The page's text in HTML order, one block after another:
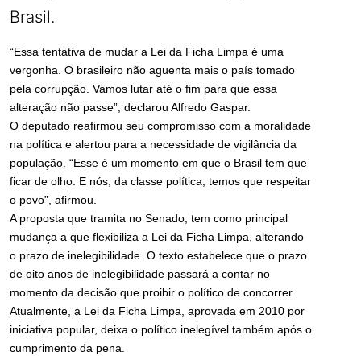
Brasil.
“Essa tentativa de mudar a Lei da Ficha Limpa é uma
vergonha. O brasileiro não aguenta mais o país tomado
pela corrupção. Vamos lutar até o fim para que essa
alteração não passe”, declarou Alfredo Gaspar.
O deputado reafirmou seu compromisso com a moralidade
na política e alertou para a necessidade de vigilância da
população. “Esse é um momento em que o Brasil tem que
ficar de olho. E nós, da classe política, temos que respeitar
o povo”, afirmou.
A proposta que tramita no Senado, tem como principal
mudança a que flexibiliza a Lei da Ficha Limpa, alterando
o prazo de inelegibilidade. O texto estabelece que o prazo
de oito anos de inelegibilidade passará a contar no
momento da decisão que proibir o político de concorrer.
Atualmente, a Lei da Ficha Limpa, aprovada em 2010 por
iniciativa popular, deixa o político inelegível também após o
cumprimento da pena.